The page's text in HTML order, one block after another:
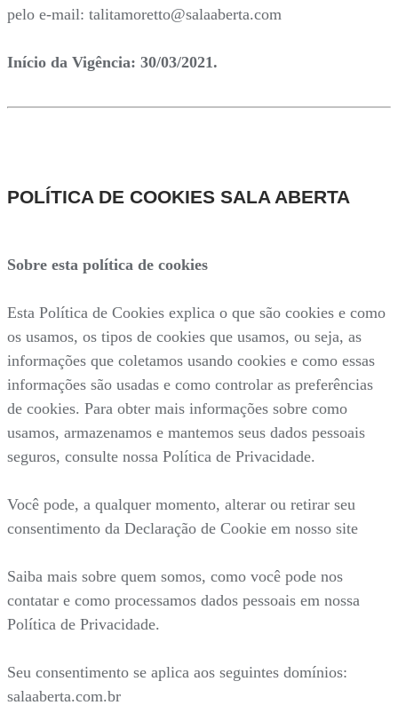
pelo e-mail: talitamoretto@salaaberta.com
Início da Vigência: 30/03/2021.
POLÍTICA DE COOKIES SALA ABERTA
Sobre esta política de cookies
Esta Política de Cookies explica o que são cookies e como
os usamos, os tipos de cookies que usamos, ou seja, as
informações que coletamos usando cookies e como essas
informações são usadas e como controlar as preferências
de cookies. Para obter mais informações sobre como
usamos, armazenamos e mantemos seus dados pessoais
seguros, consulte nossa Política de Privacidade.
Você pode, a qualquer momento, alterar ou retirar seu
consentimento da Declaração de Cookie em nosso site
Saiba mais sobre quem somos, como você pode nos
contatar e como processamos dados pessoais em nossa
Política de Privacidade.
Seu consentimento se aplica aos seguintes domínios:
salaaberta.com.br